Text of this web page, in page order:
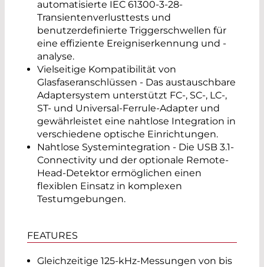
automatisierte IEC 61300-3-28-
Transientenverlusttests und
benutzerdefinierte Triggerschwellen für
eine effiziente Ereigniserkennung und -
analyse.
Vielseitige Kompatibilität von
Glasfaseranschlüssen - Das austauschbare
Adaptersystem unterstützt FC-, SC-, LC-,
ST- und Universal-Ferrule-Adapter und
gewährleistet eine nahtlose Integration in
verschiedene optische Einrichtungen.
Nahtlose Systemintegration - Die USB 3.1-
Connectivity und der optionale Remote-
Head-Detektor ermöglichen einen
flexiblen Einsatz in komplexen
Testumgebungen.
FEATURES
Gleichzeitige 125-kHz-Messungen von bis